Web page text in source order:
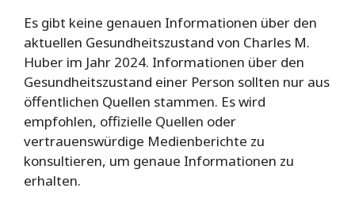
Es gibt keine genauen Informationen über den
aktuellen Gesundheitszustand von Charles M.
Huber im Jahr 2024. Informationen über den
Gesundheitszustand einer Person sollten nur aus
öffentlichen Quellen stammen. Es wird
empfohlen, offizielle Quellen oder
vertrauenswürdige Medienberichte zu
konsultieren, um genaue Informationen zu
erhalten.